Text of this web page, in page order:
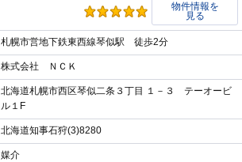
物件情報を
見る
札幌市営地下鉄東西線琴似駅 徒歩2分
株式会社 ＮＣＫ
北海道札幌市西区琴似二条３丁目 １－３ テーオービ
ル１F
北海道知事石狩(3)8280
媒介